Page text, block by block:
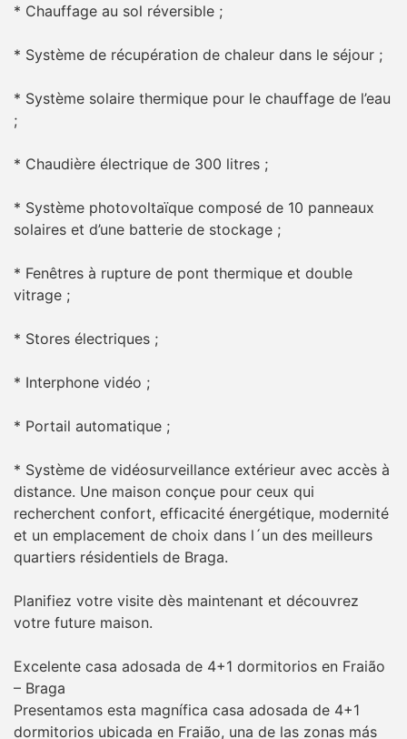
* Chauffage au sol réversible ;
* Système de récupération de chaleur dans le séjour ;
* Système solaire thermique pour le chauffage de l’eau
;
* Chaudière électrique de 300 litres ;
* Système photovoltaïque composé de 10 panneaux
solaires et d’une batterie de stockage ;
* Fenêtres à rupture de pont thermique et double
vitrage ;
* Stores électriques ;
* Interphone vidéo ;
* Portail automatique ;
* Système de vidéosurveillance extérieur avec accès à
distance. Une maison conçue pour ceux qui
recherchent confort, efficacité énergétique, modernité
et un emplacement de choix dans l´un des meilleurs
quartiers résidentiels de Braga.
Planifiez votre visite dès maintenant et découvrez
votre future maison.
Excelente casa adosada de 4+1 dormitorios en Fraião
– Braga
Presentamos esta magnífica casa adosada de 4+1
dormitorios ubicada en Fraião, una de las zonas más